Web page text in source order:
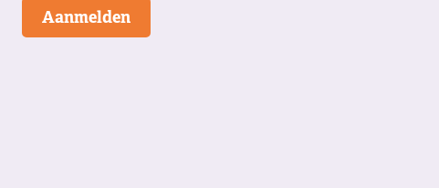
Aanmelden